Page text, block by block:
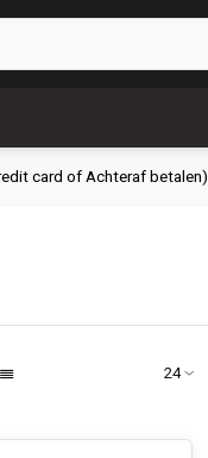
card of Achteraf betalen)